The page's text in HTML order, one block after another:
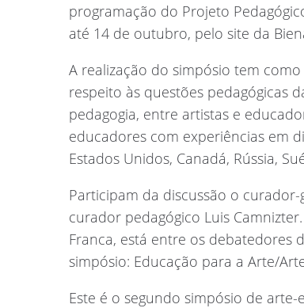
programação do Projeto
até 14 de outubro, pelo site da
A realização do simpósio tem
respeito às questões pedagógicas
pedagogia, entre artistas e
educadores com experiências em
Estados Unidos, Canadá, Rússia,
Participam da discussão o
curador pedagógico Luis
Franca, está entre os
simpósio: Educação para a Arte/
Este é o segundo simpósio de